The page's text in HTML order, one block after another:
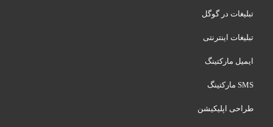
تبلیغات در گوگل
تبلیغات اینترنتی
ایمیل مارکتینگ
SMS مارکتینگ
طراحی اپلیکیشن